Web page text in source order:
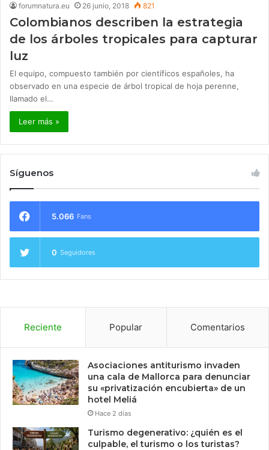
forumnatura.eu 26 junio, 2018 821
Colombianos describen la estrategia
de los árboles tropicales para capturar
luz
El equipo, compuesto también por científicos españoles, ha
observado en una especie de árbol tropical de hoja perenne,
llamado el…
Leer más »
Síguenos
5.066 Fans
0 Seguidores
Reciente Popular Comentarios
Asociaciones antiturismo invaden
una cala de Mallorca para denunciar
su «privatización encubierta» de un
hotel Meliá
Hace 2 días
Turismo degenerativo: ¿quién es el
culpable, el turismo o los turistas?